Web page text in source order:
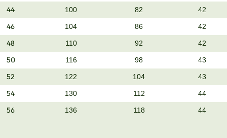
44 100 82 42
46 104 86 42
48 110 92 42
50 116 98 43
52 122 104 43
54 130 112 44
56 136 118 44